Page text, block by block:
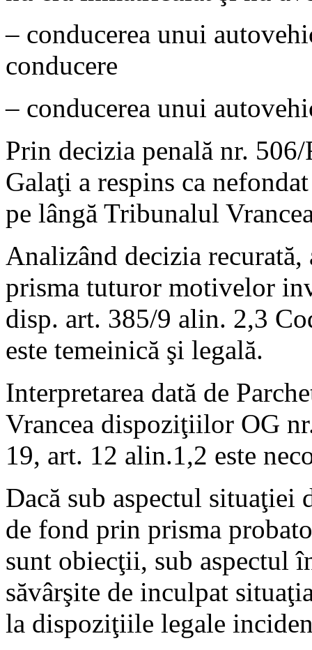
– conducerea unui
conducere
– conducerea unui
Prin decizia penală nr.
Galaţi a respins ca
pe lângă Tribunalul
Analizând decizia
prisma tuturor motivelor
disp. art. 385/9 alin. 2,3
este temeinică şi legală.
Interpretarea dată de
Vrancea dispoziţiilor OG
19, art. 12 alin.1,2 este
Dacă sub aspectul situaţiei
de fond prin prisma
sunt obiecţii, sub aspectul
săvârşite de inculpat
la dispoziţiile legale